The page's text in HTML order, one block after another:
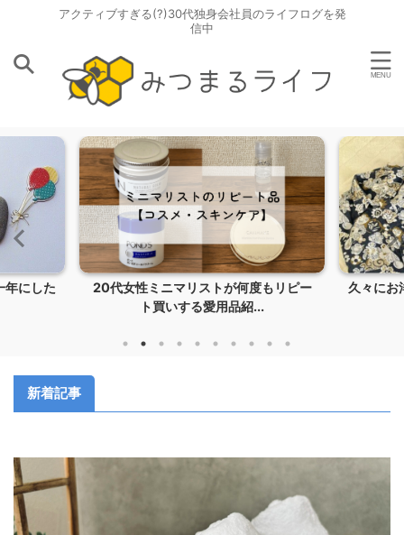
アクティブすぎる(?)30代独身会社員のライフログを発
信中
リピー
久々にお洋服の整理。たくさん着て消耗
したので手放します
中用量ピ
新着記事